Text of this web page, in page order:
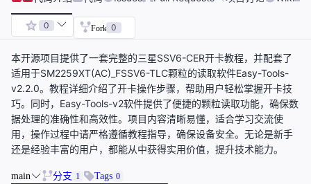
0 Fork 0
本开源项目提供了一套完整的三星SSV6-CER开卡教程，并配套了
适用于SM2259XT(AC)_FSSV6-TLC颗粒的读取软件Easy-Tools-
v2.2.0。教程详细介绍了开卡操作步骤，帮助用户轻松掌握开卡技
巧。同时，Easy-Tools-v2软件提供了便捷的颗粒读取功能，确保数
据处理的准确性和高效性。项目内容清晰易懂，适合学习交流使
用，操作过程中请严格遵循教程指导，确保设备安全。无论是新手
还是经验丰富的用户，都能从中获得实用价值，提升技术能力。
main 分支 1 Tags 0